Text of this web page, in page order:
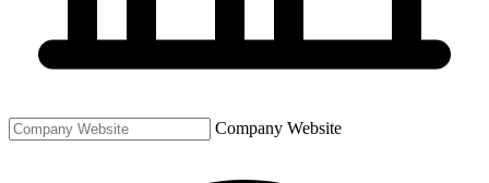
Company Website